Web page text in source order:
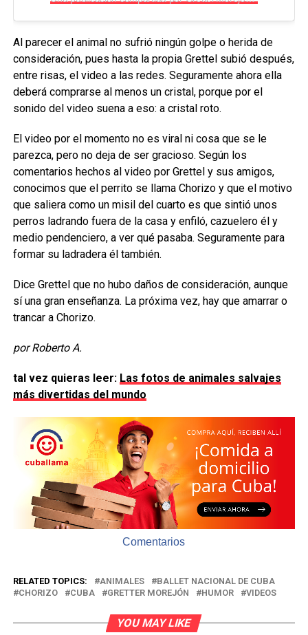
Al parecer el animal no sufrió ningún golpe o herida de
consideración, pues hasta la propia Grettel subió después,
entre risas, el video a las redes. Seguramente ahora ella
deberá comprarse al menos un cristal, porque por el
sonido del video suena a eso: a cristal roto.
El video por el momento no es viral ni cosa que se le
parezca, pero no deja de ser gracioso. Según los
comentarios hechos al video por Grettel y sus amigos,
conocimos que el perrito se llama Chorizo y que el motivo
que saliera como un misil del cuarto es que sintió unos
perros ladrando fuera de la casa y enfiló, cazuelero él y
medio pendenciero, a ver qué pasaba. Seguramente para
formar su ladradera él también.
Dice Grettel que no hubo daños de consideración, aunque
sí una gran enseñanza. La próxima vez, hay que amarrar o
trancar a Chorizo.
por Roberto A.
tal vez quieras leer: Las fotos de animales salvajes
más divertidas del mundo
Comentarios
RELATED TOPICS: ANIMALES
BALLET NACIONAL DE CUBA
CHORIZO
CUBA GRETTER MOREJÓN HUMOR VIDEOS
YOU MAY LIKE